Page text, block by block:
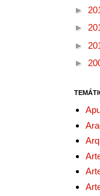
►
►
►
►